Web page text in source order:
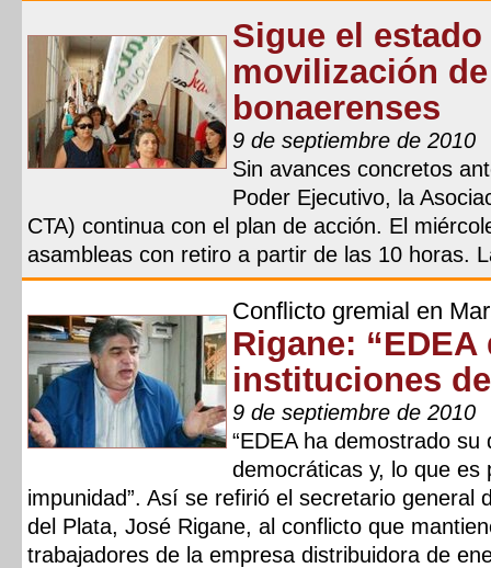
Sigue el
movilización
bonaerenses
9 de septiembre de 2010
Sin avances concretos
Poder Ejecutivo, la
CTA) continua con el plan de acción. El
asambleas con retiro a partir de las 10 horas.
Conflicto gremial en
Rigane:
instituciones
9 de septiembre de 2010
“EDEA ha demostrado
democráticas y, lo que es
impunidad”. Así se refirió el secretario general
del Plata, José Rigane, al conflicto que
trabajadores de la empresa distribuidora de